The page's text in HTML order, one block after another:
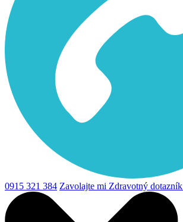
0915 321 384 Zavolajte mi Zdravotný dotazník